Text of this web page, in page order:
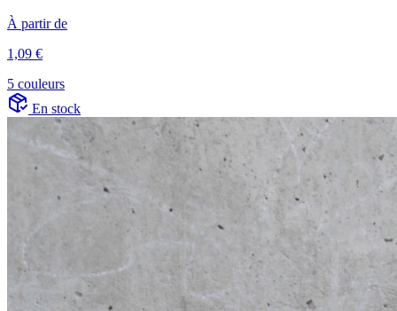
À partir de
1,09 €
5 couleurs
En stock